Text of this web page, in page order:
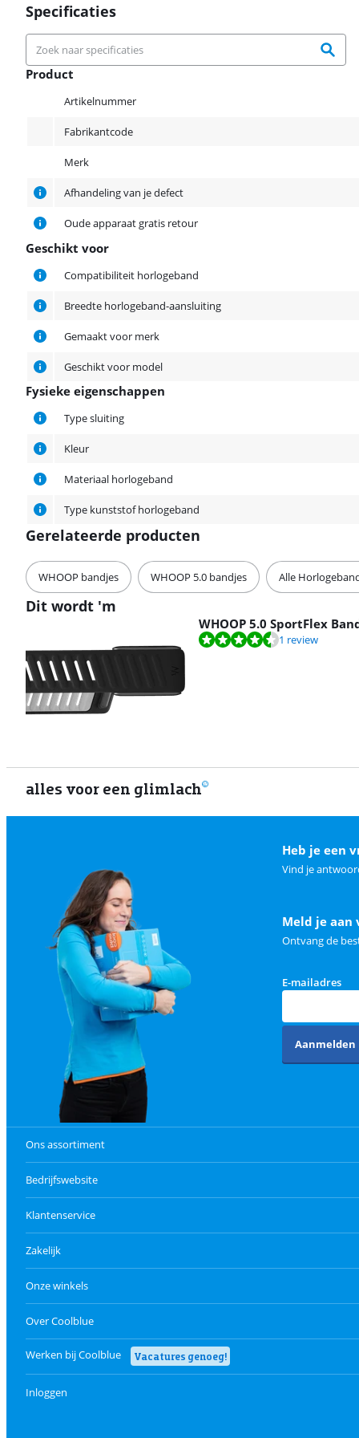
Specificaties
Product
Artikelnummer
Fabrikantcode
Merk
Afhandeling van je defect
Oude apparaat gratis retour
Geschikt voor
Geschikt voor
Compatibiliteit horlogeband
Breedte horlogeband-aansluiting
Gemaakt voor merk
Geschikt voor model
Fysieke eigenschappen
Fysieke eigenschappen
Type sluiting
Kleur
Materiaal horlogeband
Type kunststof horlogeband
Gerelateerde producten
WHOOP bandjes WHOOP 5.0 bandjes Alle
Dit wordt 'm
WHOOP 5.0 SportFlex
Beoordeling is 9,3 van de 10, gebaseerd op 1 review. 1 review
alles voor een glimlach
Heb je een
Vind je
Meld je aan
Ontvang de
E-mailadres
Aanmelden
Ons assortiment
Bedrijfswebsite
Klantenservice
Zakelijk
Onze winkels
Over Coolblue
Werken bij Coolblue Vacatures genoeg!
Inloggen